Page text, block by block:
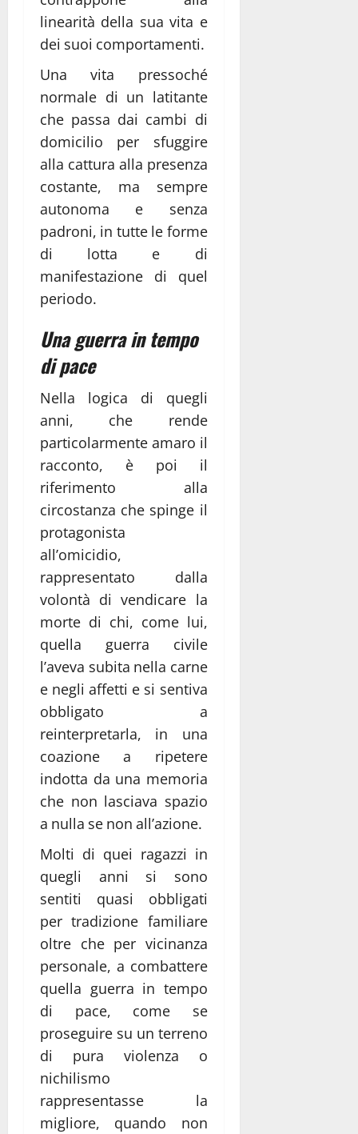
linearità della sua vita e
dei suoi comportamenti.
Una vita pressoché
normale di un latitante
che passa dai cambi di
domicilio per sfuggire
alla cattura alla presenza
costante, ma sempre
autonoma e senza
padroni, in tutte le forme
di lotta e di
manifestazione di quel
periodo.
Una guerra in tempo
di pace
Nella logica di quegli
anni, che rende
particolarmente amaro il
racconto, è poi il
riferimento alla
circostanza che spinge il
protagonista
all’omicidio,
rappresentato dalla
volontà di vendicare la
morte di chi, come lui,
quella guerra civile
l’aveva subita nella carne
e negli affetti e si sentiva
obbligato a
reinterpretarla, in una
coazione a ripetere
indotta da una memoria
che non lasciava spazio
a nulla se non all’azione.
Molti di quei ragazzi in
quegli anni si sono
sentiti quasi obbligati
per tradizione familiare
oltre che per vicinanza
personale, a combattere
quella guerra in tempo
di pace, come se
proseguire su un terreno
di pura violenza o
nichilismo
rappresentasse la
migliore, quando non